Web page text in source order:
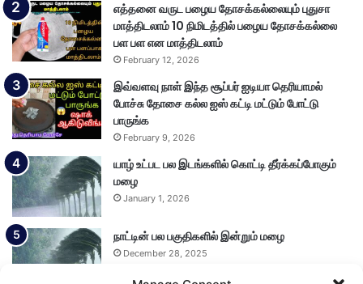
எத்தனை வருட பழைய தோசக்கல்லையும் புதுசா
மாத்திடலாம் 10 நிமிடத்தில் பழைய தோசக்கல்லை
பள பள என மாத்திடலாம்
February 12, 2026
இவ்வளவு நாள் இந்த சூப்பர் ஐடியா தெரியாமல்
போச்சு தோசை கல்ல ஐஸ் கட்டி மட்டும் போட்டு
பாருங்க
February 9, 2026
யாழ் உட்பட பல இடங்களில் கொட்டி தீர்க்கப்போகும்
மழை
January 1, 2026
நாட்டின் பல பகுதிகளில் இன்றும் மழை
December 28, 2025